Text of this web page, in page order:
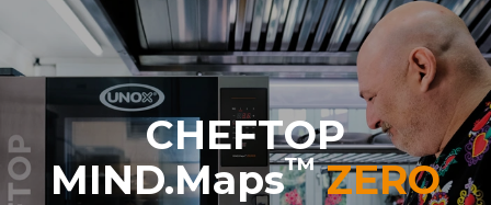
CHEFTOP
MIND.Maps™ ZERO